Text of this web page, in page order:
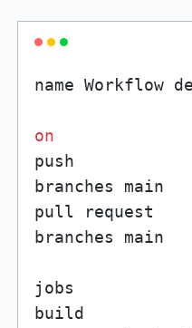
name Workflow
on
push
branches main
pull request
branches main
jobs
build